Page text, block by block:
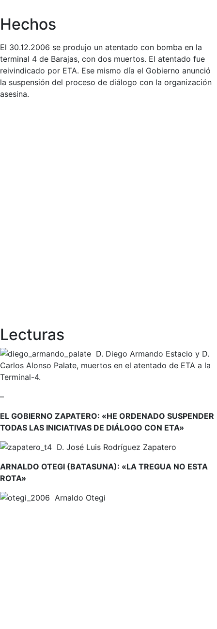
Hechos
El 30.12.2006 se produjo un atentado con bomba en la
terminal 4 de Barajas, con dos muertos. El atentado fue
reivindicado por ETA. Ese mismo día el Gobierno anunció
la suspensión del proceso de diálogo con la organización
asesina.
Lecturas
D. Diego Armando Estacio y D.
Carlos Alonso Palate, muertos en el atentado de ETA a la
Terminal-4.
–
EL GOBIERNO ZAPATERO: «HE ORDENADO SUSPENDER
TODAS LAS INICIATIVAS DE DIÁLOGO CON ETA»
D. José Luis Rodríguez Zapatero
ARNALDO OTEGI (BATASUNA): «LA TREGUA NO ESTA
ROTA»
Arnaldo Otegi